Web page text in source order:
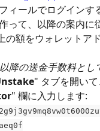
ィールでログインす
って、以降の案内に
の額をウォレットア
降の送金手数料とし
" タブを開い
" 欄に入力します: